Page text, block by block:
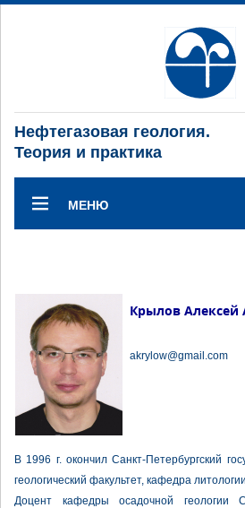
Нефтегазовая геология.
Теория и практика
МЕНЮ
Крылов Алексей
akrylow@gmail.com
В 1996 г. окончил Санкт-Петербургский
геологический факультет, кафедра
Доцент кафедры осадочной геологии